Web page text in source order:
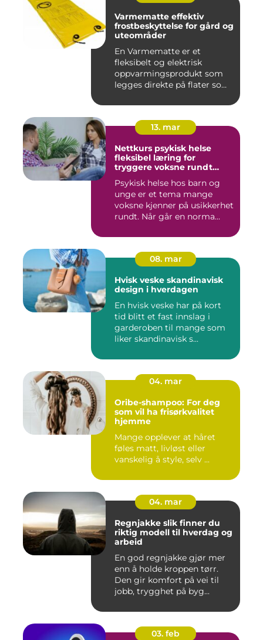
Varmematte effektiv
frostbeskyttelse for gård og
uteområder
En Varmematte er et
fleksibelt og elektrisk
oppvarmingsprodukt som
legges direkte på flater som
13. mar
Nettkurs psykisk helse
fleksibel læring for
tryggere voksne rundt
Psykisk helse hos barn og
unge er et tema mange
voksne kjenner på usikkerhet
rundt. Når går en norma...
08. mar
Hvisk veske skandinavisk
design i hverdagen
En hvisk veske har på kort
tid blitt et fast innslag i
garderoben til mange som
liker skandinavisk s...
04. mar
Oribe-shampoo: For deg
som vil ha frisørkvalitet
hjemme
Mange opplever at håret
føles matt, livløst eller
vanskelig å style, selv ...
04. mar
Regnjakke slik finner du
riktig modell til hverdag og
arbeid
En god regnjakke gjør mer
enn å holde kroppen tørr.
Den gir komfort på vei til
jobb, trygghet på byg...
03. feb